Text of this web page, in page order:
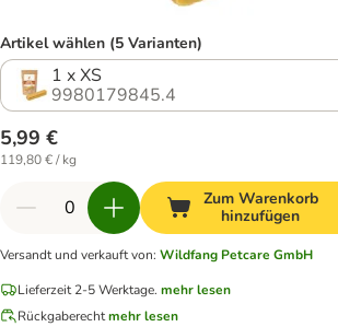
Artikel wählen (5 Varianten)
1 x XS
9980179845.4
5,99 €
119,80 € / kg
Zum Warenkorb
hinzufügen
Versandt und verkauft von: Wildfang Petcare GmbH
Lieferzeit 2-5 Werktage. mehr lesen
Rückgaberechtmehr lesen